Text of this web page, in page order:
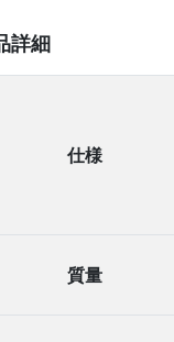
詳細
仕様
質量